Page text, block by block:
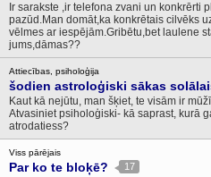
Ir sarakste ,ir telefona zvani un konkrērti
pazūd.Man domāt,ka konkrētais cilvēks
vēlmes ar iespējām.Gribētu,bet laulene
jums,dāmas??
Attiecības, psiholoģija
šodien astroloģiski sākas
Kaut kā nejūtu, man šķiet, te visām ir
Atvasiniet psiholoģiski- kā saprast, kurā
atrodatiess?
Viss pārējais
Par ko te bloķē? 17